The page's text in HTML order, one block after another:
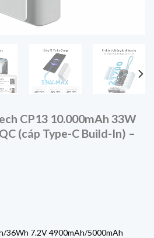
CP13 10.000mAh 33W
(cáp Type-C Build-In) –
36Wh 7.2V 4900mAh/5000mAh